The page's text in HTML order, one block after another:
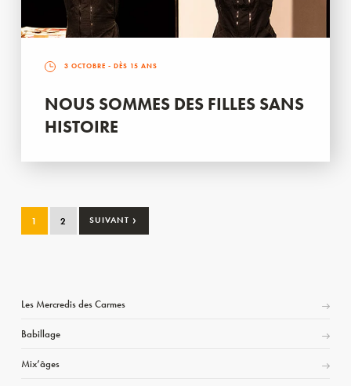
3 OCTOBRE - DÈS 15 ANS
NOUS SOMMES DES FILLES SANS
HISTOIRE
1 2 SUIVANT ›
Les Mercredis des Carmes
Babillage
Mix’âges